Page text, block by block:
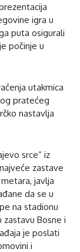
igra u
puta osigurali
počinje u
utakmica
pratećeg
nastavlja
srce” iz
zastave
javlja
da se u
na stadionu
zastavu Bosne i
je poslati
i